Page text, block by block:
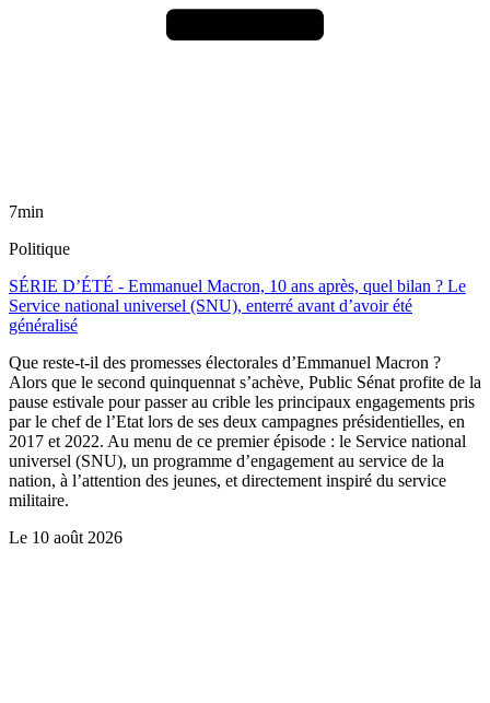
7min
Politique
SÉRIE D’ÉTÉ - Emmanuel Macron, 10 ans après, quel bilan ? Le
Service national universel (SNU), enterré avant d’avoir été
généralisé
Que reste-t-il des promesses électorales d’Emmanuel Macron ?
Alors que le second quinquennat s’achève, Public Sénat profite de la
pause estivale pour passer au crible les principaux engagements pris
par le chef de l’Etat lors de ses deux campagnes présidentielles, en
2017 et 2022. Au menu de ce premier épisode : le Service national
universel (SNU), un programme d’engagement au service de la
nation, à l’attention des jeunes, et directement inspiré du service
militaire.
Le 10 août 2026